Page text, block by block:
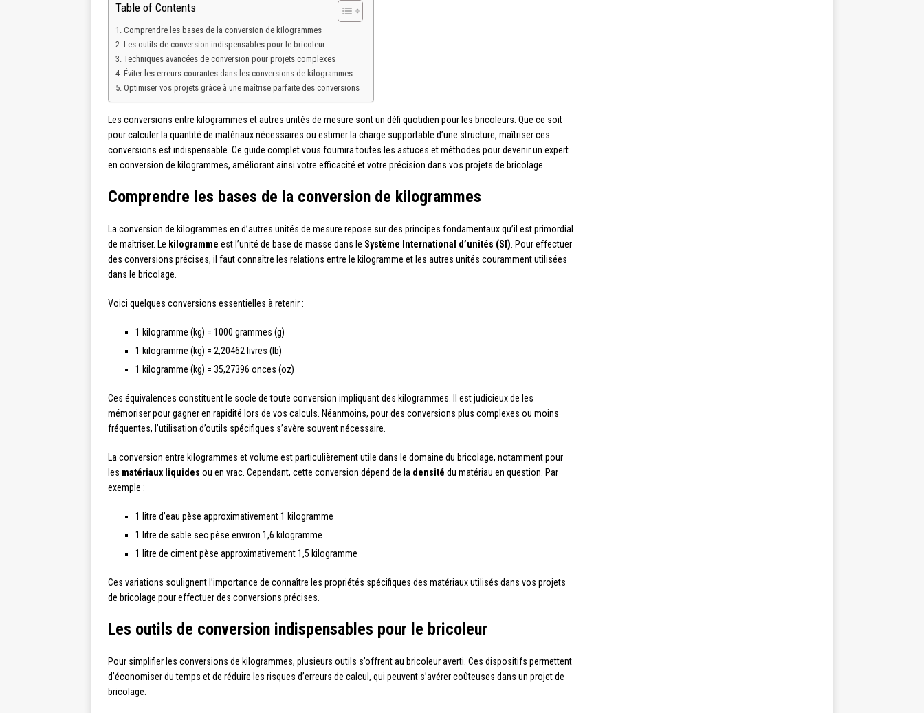
Table of Contents
Comprendre les bases de la conversion de kilogrammes
Les outils de conversion indispensables pour le bricoleur
Techniques avancées de conversion pour projets complexes
Éviter les erreurs courantes dans les conversions de kilogrammes
Optimiser vos projets grâce à une maîtrise parfaite des conversions
Les conversions entre kilogrammes et autres unités de mesure sont un défi quotidien pour les bricoleurs. Que ce soit
pour calculer la quantité de matériaux nécessaires ou estimer la charge supportable d’une structure, maîtriser ces
conversions est indispensable. Ce guide complet vous fournira toutes les astuces et méthodes pour devenir un expert
en conversion de kilogrammes, améliorant ainsi votre efficacité et votre précision dans vos projets de bricolage.
Comprendre les bases de la conversion de kilogrammes
La conversion de kilogrammes en d’autres unités de mesure repose sur des principes fondamentaux qu’il est primordial
de maîtriser. Le kilogramme est l’unité de base de masse dans le Système International d’unités (SI) . Pour effectuer
des conversions précises, il faut connaître les relations entre le kilogramme et les autres unités couramment utilisées
dans le bricolage.
Voici quelques conversions essentielles à retenir :
1 kilogramme (kg) = 1000 grammes (g)
1 kilogramme (kg) = 2,20462 livres (lb)
1 kilogramme (kg) = 35,27396 onces (oz)
Ces équivalences constituent le socle de toute conversion impliquant des kilogrammes. Il est judicieux de les
mémoriser pour gagner en rapidité lors de vos calculs. Néanmoins, pour des conversions plus complexes ou moins
fréquentes, l’utilisation d’outils spécifiques s’avère souvent nécessaire.
La conversion entre kilogrammes et volume est particulièrement utile dans le domaine du bricolage, notamment pour
les matériaux liquides ou en vrac. Cependant, cette conversion dépend de la densité du matériau en question. Par
exemple :
1 litre d’eau pèse approximativement 1 kilogramme
1 litre de sable sec pèse environ 1,6 kilogramme
1 litre de ciment pèse approximativement 1,5 kilogramme
Ces variations soulignent l’importance de connaître les propriétés spécifiques des matériaux utilisés dans vos projets
de bricolage pour effectuer des conversions précises.
Les outils de conversion indispensables pour le bricoleur
Pour simplifier les conversions de kilogrammes, plusieurs outils s’offrent au bricoleur averti. Ces dispositifs permettent
d’économiser du temps et de réduire les risques d’erreurs de calcul, qui peuvent s’avérer coûteuses dans un projet de
bricolage.